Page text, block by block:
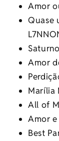
Amor
Quase
Amor
Marília
All of
Amor
Best